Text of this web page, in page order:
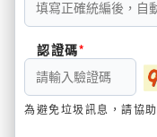
認證碼
為避免垃圾訊息，請協